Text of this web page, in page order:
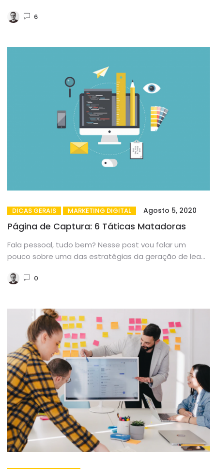
6
DICAS GERAIS MARKETING DIGITAL Agosto 5, 2020
Página de Captura: 6 Táticas Matadoras
Fala pessoal, tudo bem? Nesse post vou falar um
pouco sobre uma das estratégias da geração de leads
0